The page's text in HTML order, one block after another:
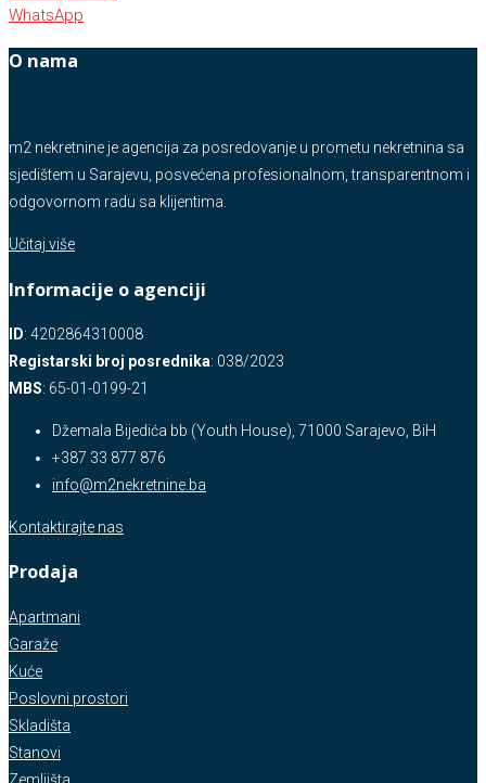
WhatsApp
O nama
m2 nekretnine je agencija za posredovanje u prometu nekretnina sa
sjedištem u Sarajevu, posvećena profesionalnom, transparentnom i
odgovornom radu sa klijentima.
Učitaj više
Informacije o agenciji
ID: 4202864310008
Registarski broj posrednika: 038/2023
MBS: 65-01-0199-21
Džemala Bijedića bb (Youth House), 71000 Sarajevo, BiH
+387 33 877 876
info@m2nekretnine.ba
Kontaktirajte nas
Prodaja
Apartmani
Garaže
Kuće
Poslovni prostori
Skladišta
Stanovi
Zemljišta